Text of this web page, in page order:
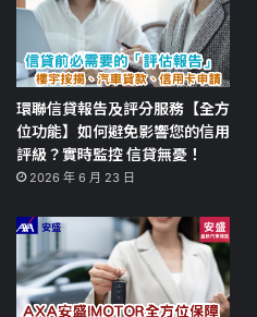
環聯信貸報告及評分服務【全方
位功能】如何避免影響您的信用
評級？實時監控 信貸無憂！
2026 年 6 月 23 日